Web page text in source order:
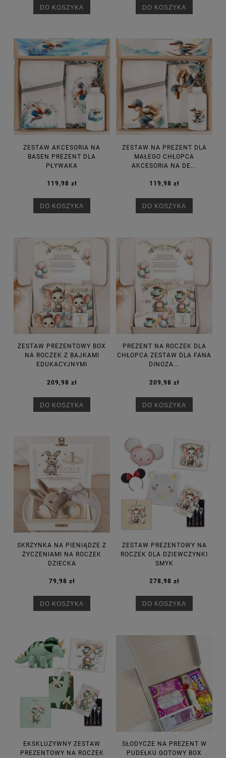
DO KOSZYKA DO KOSZYKA
ZESTAW AKCESORIA NA
BASEN PREZENT DLA
PŁYWAKA
119,98 zł
DO KOSZYKA
ZESTAW NA PREZENT DLA
MAŁEGO CHŁOPCA
AKCESORIA NA DE...
119,98 zł
DO KOSZYKA
ZESTAW PREZENTOWY BOX
NA ROCZEK Z BAJKAMI
EDUKACYJNYMI
209,98 zł
DO KOSZYKA
PREZENT NA ROCZEK DLA
CHŁOPCA ZESTAW DLA FANA
DINOZA...
209,98 zł
DO KOSZYKA
SKRZYNKA NA PIENIĄDZE Z
ŻYCZENIAMI NA ROCZEK
DZIECKA
79,98 zł
DO KOSZYKA
ZESTAW PREZENTOWY NA
ROCZEK DLA DZIEWCZYNKI
SMYK
278,98 zł
DO KOSZYKA
EKSKLUZYWNY ZESTAW
PREZENTOWY NA ROCZEK
SŁODYCZE NA PREZENT W
PUDEŁKU GOTOWY BOX